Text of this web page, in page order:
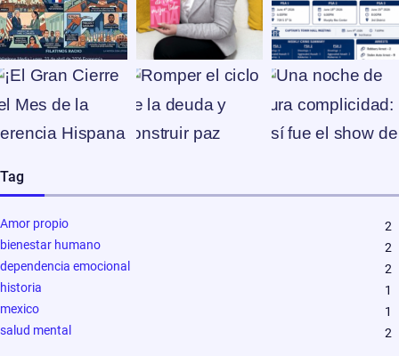
Tag
Amor propio
2
bienestar humano
2
dependencia emocional
2
historia
1
mexico
1
salud mental
2